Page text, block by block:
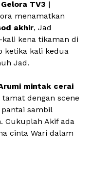
TV3 |
menamatkan
akhir, Jad
kena tikaman di
ketika kali kedua
Jad.
mintak cerai
tamat dengan scene
sambil
Cukuplah Akif ada
cinta Wari dalam